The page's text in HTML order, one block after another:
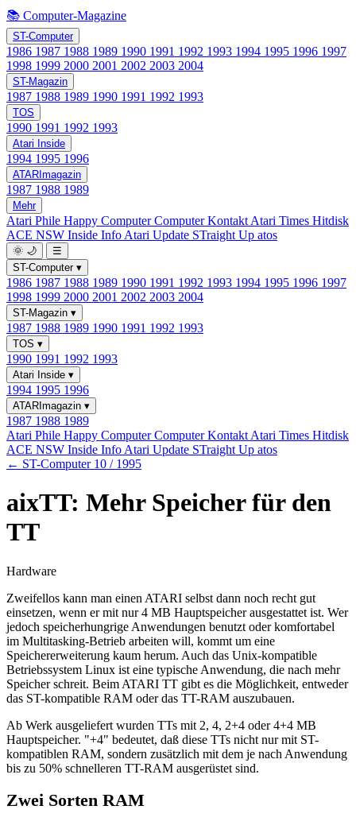
📚 Computer-Magazine
ST-Computer
1986 1987 1988 1989 1990 1991 1992 1993 1994 1995 1996 1997
1998 1999 2000 2001 2002 2003 2004
ST-Magazin
1987 1988 1989 1990 1991 1992 1993
TOS
1990 1991 1992 1993
Atari Inside
1994 1995 1996
ATARImagazin
1987 1988 1989
Mehr
Atari Phile Happy ComputerComputer Kontakt Atari Times Hitdisk
ACE NSW Inside Info Atari Update STraight Up atos
🌞 🌙
☰
ST-Computer ▾
1986 1987 1988 1989 1990 1991 1992 1993 1994 1995 1996 1997
1998 1999 2000 2001 2002 2003 2004
ST-Magazin ▾
1987 1988 1989 1990 1991 1992 1993
TOS ▾
1990 1991 1992 1993
Atari Inside ▾
1994 1995 1996
ATARImagazin ▾
1987 1988 1989
Atari Phile Happy ComputerComputer Kontakt Atari Times Hitdisk
ACE NSW Inside Info Atari Update STraight Up atos
← ST-Computer 10 / 1995
aixTT: Mehr Speicher für den
TT
Hardware
Zweifellos kann man einen ATARI selbst dann noch recht gut
einsetzen, wenn er mit nur 4 MB Hauptspeicher ausgestattet ist. Wer
jedoch speicherhungrige Anwendungen benutzt oder komfortabel
im Multitasking-Betrieb arbeiten will, kommt um eine
Speichererweiterung kaum herum. Auch das Unix-kompatible
Betriebssystem Linux ist eine typische Anwendung, die nach mehr
Speicher schreit. Beim ATARI TT gibt es die Möglichkeit, entweder
das ST-kompatible RAM oder das TT-RAM auszubauen.
Ab Werk ausgeliefert wurden TTs mit 2, 4, 2+4 oder 4+4 MB
Hauptspeicher. "+4" bedeutet, daß diese TTs nicht nur mit ST-
kompatiblen RAM, sondern zusätzlich mit dem je nach Anwendung
bis zu 50% schnelleren TT-RAM ausgerüstet sind.
Zwei Sorten RAM